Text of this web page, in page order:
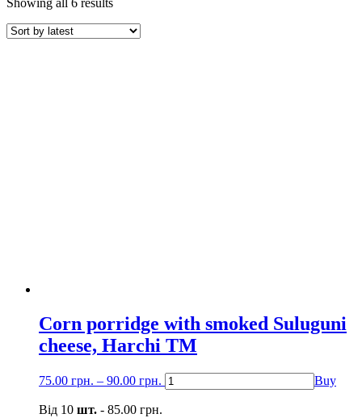
Showing all 6 results
Corn porridge with smoked Suluguni
cheese, Harchi TM
75.00 грн. – 90.00 грн. Buy
Від 10 шт. - 85.00 грн.